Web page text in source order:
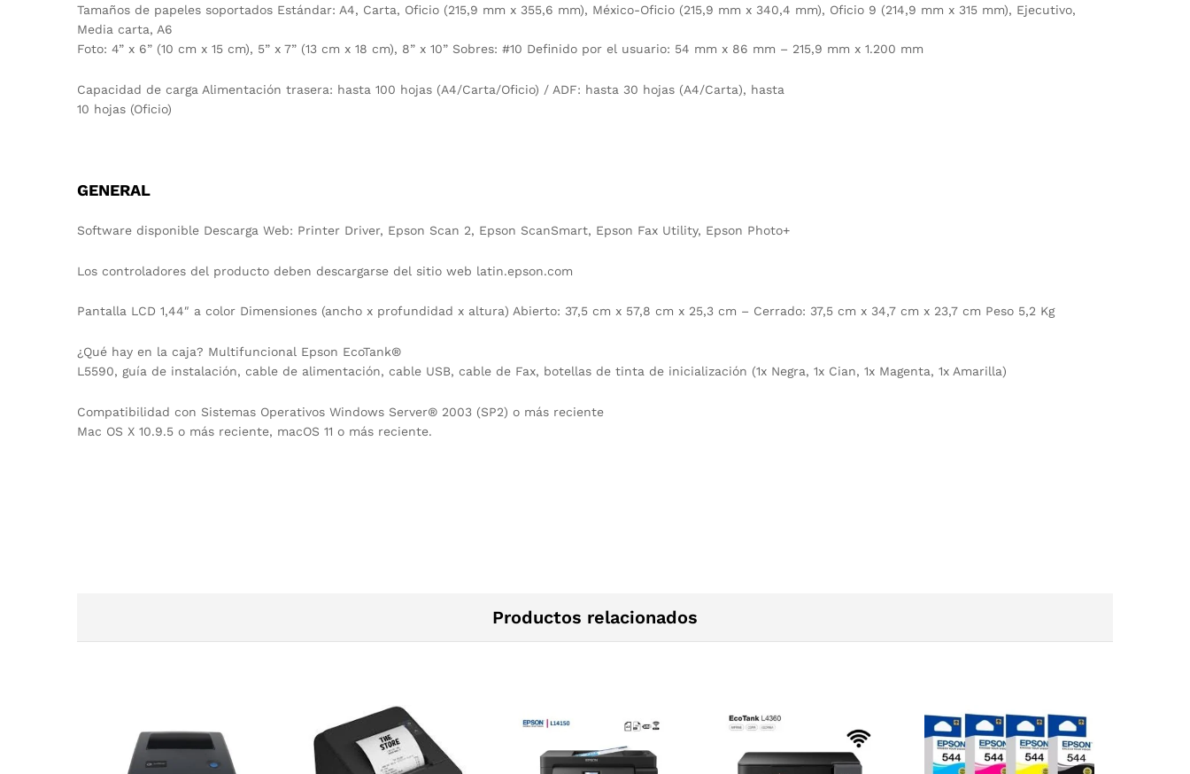
Tamaños de papeles soportados Estándar: A4, Carta, Oficio (215,9 mm x 355,6 mm), México-Oficio (215,9 mm x 340,4 mm), Oficio 9 (214,9 mm x 315 mm), Ejecutivo,
Media carta, A6
Foto: 4” x 6” (10 cm x 15 cm), 5” x 7” (13 cm x 18 cm), 8” x 10” Sobres: #10 Definido por el usuario: 54 mm x 86 mm – 215,9 mm x 1.200 mm
Capacidad de carga Alimentación trasera: hasta 100 hojas (A4/Carta/Oficio) / ADF: hasta 30 hojas (A4/Carta), hasta
10 hojas (Oficio)
GENERAL
Software disponible Descarga Web: Printer Driver, Epson Scan 2, Epson ScanSmart, Epson Fax Utility, Epson Photo+
Los controladores del producto deben descargarse del sitio web latin.epson.com
Pantalla LCD 1,44″ a color Dimensiones (ancho x profundidad x altura) Abierto: 37,5 cm x 57,8 cm x 25,3 cm – Cerrado: 37,5 cm x 34,7 cm x 23,7 cm Peso 5,2 Kg
¿Qué hay en la caja? Multifuncional Epson EcoTank®
L5590, guía de instalación, cable de alimentación, cable USB, cable de Fax, botellas de tinta de inicialización (1x Negra, 1x Cian, 1x Magenta, 1x Amarilla)
Compatibilidad con Sistemas Operativos Windows Server® 2003 (SP2) o más reciente
Mac OS X 10.9.5 o más reciente, macOS 11 o más reciente.
Productos relacionados